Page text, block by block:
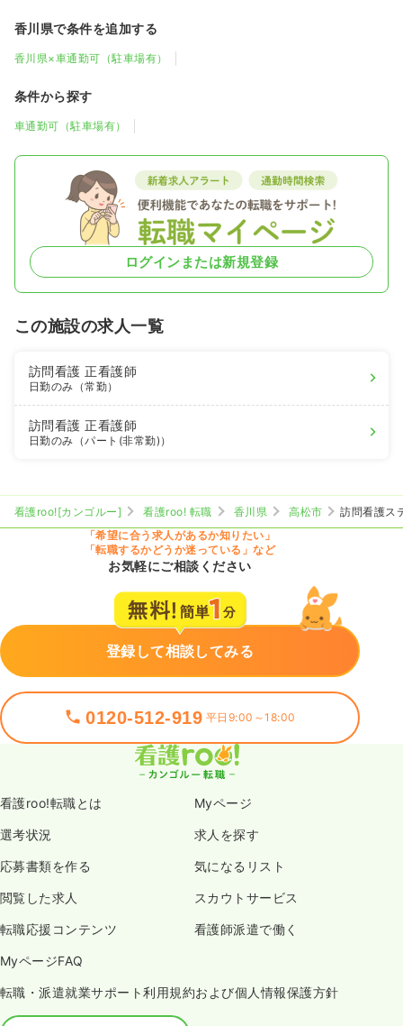
香川県で条件を追加する
香川県×車通勤可（駐車場有）
条件から探す
車通勤可（駐車場有）
ログインまたは新規登録
この施設の求人一覧
訪問看護正看護師
日勤のみ（常勤）
訪問看護正看護師
日勤のみ（パート(非常勤)）
看護roo![カンゴルー] 看護roo! 転職 香川県 高松市
訪問看護ス
「希望に合う求人があるか知りたい」
「転職するかどうか迷っている」など
お気軽にご相談ください
登録して相談してみる
0120-512-919 平日9:00～18:00
看護roo!転職とは Myページ
選考状況 求人を探す
応募書類を作る 気になるリスト
閲覧した求人 スカウトサービス
転職応援コンテンツ 看護師派遣で働く
MyページFAQ
転職・派遣就業サポート利用規約および個人情報保護方針